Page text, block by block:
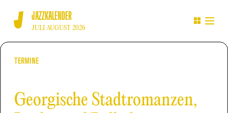
JAZZKALENDER
JULI AUGUST 2026
TERMINE
Georgische Stadtromanzen,